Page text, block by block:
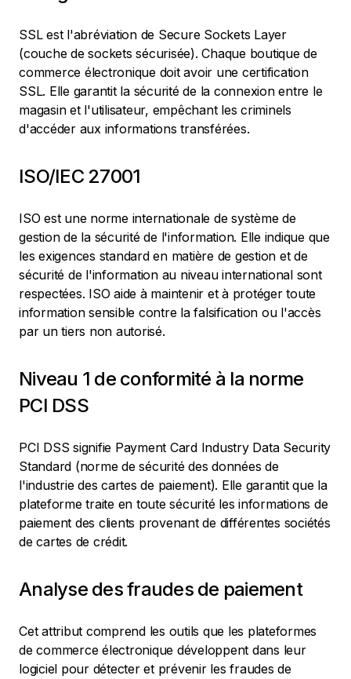
SSL est l'abréviation de Secure Sockets Layer
(couche de sockets sécurisée). Chaque boutique de
commerce électronique doit avoir une certification
SSL. Elle garantit la sécurité de la connexion entre le
magasin et l'utilisateur, empêchant les criminels
d'accéder aux informations transférées.
ISO/IEC 27001
ISO est une norme internationale de système de
gestion de la sécurité de l'information. Elle indique que
les exigences standard en matière de gestion et de
sécurité de l'information au niveau international sont
respectées. ISO aide à maintenir et à protéger toute
information sensible contre la falsification ou l'accès
par un tiers non autorisé.
Niveau 1 de conformité à la norme
PCI DSS
PCI DSS signifie Payment Card Industry Data Security
Standard (norme de sécurité des données de
l'industrie des cartes de paiement). Elle garantit que la
plateforme traite en toute sécurité les informations de
paiement des clients provenant de différentes sociétés
de cartes de crédit.
Analyse des fraudes de paiement
Cet attribut comprend les outils que les plateformes
de commerce électronique développent dans leur
logiciel pour détecter et prévenir les fraudes de